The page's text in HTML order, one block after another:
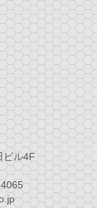
ビル4F